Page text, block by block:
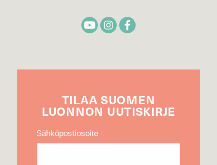
TILAA SUOMEN
LUONNON UUTIS­KIRJE
Sähköpostiosoite